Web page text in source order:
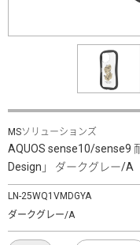
MSソリューションズ
AQUOS sense10/sense9
Design」 ダークグレー/A
LN-25WQ1VMDGYA
ダークグレー/A